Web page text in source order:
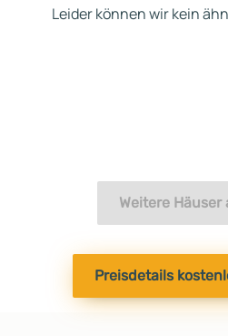
Leider können wir kein
Weitere Häuser
Preisdetails